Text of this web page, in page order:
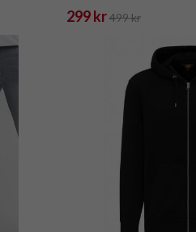
299 kr 499 kr